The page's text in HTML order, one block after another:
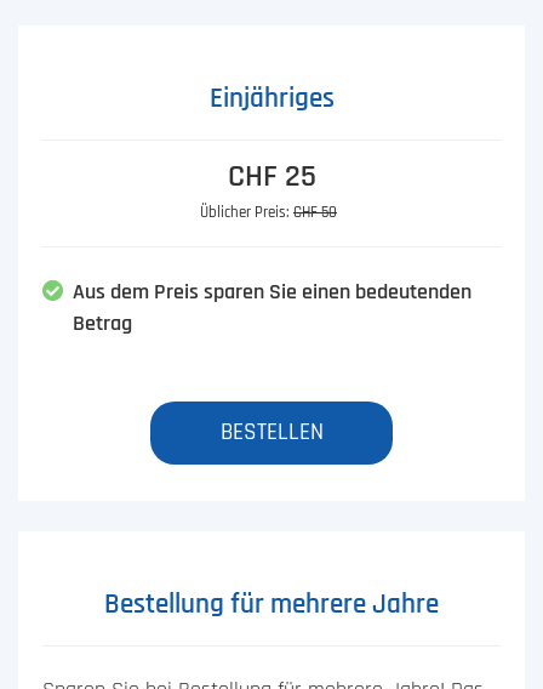
Einjähriges
CHF 25
Üblicher Preis: CHF 50
Aus dem Preis sparen Sie einen bedeutenden
Betrag
BESTELLEN
Bestellung für mehrere Jahre